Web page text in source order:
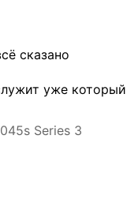
сказано
уже который
Series 3